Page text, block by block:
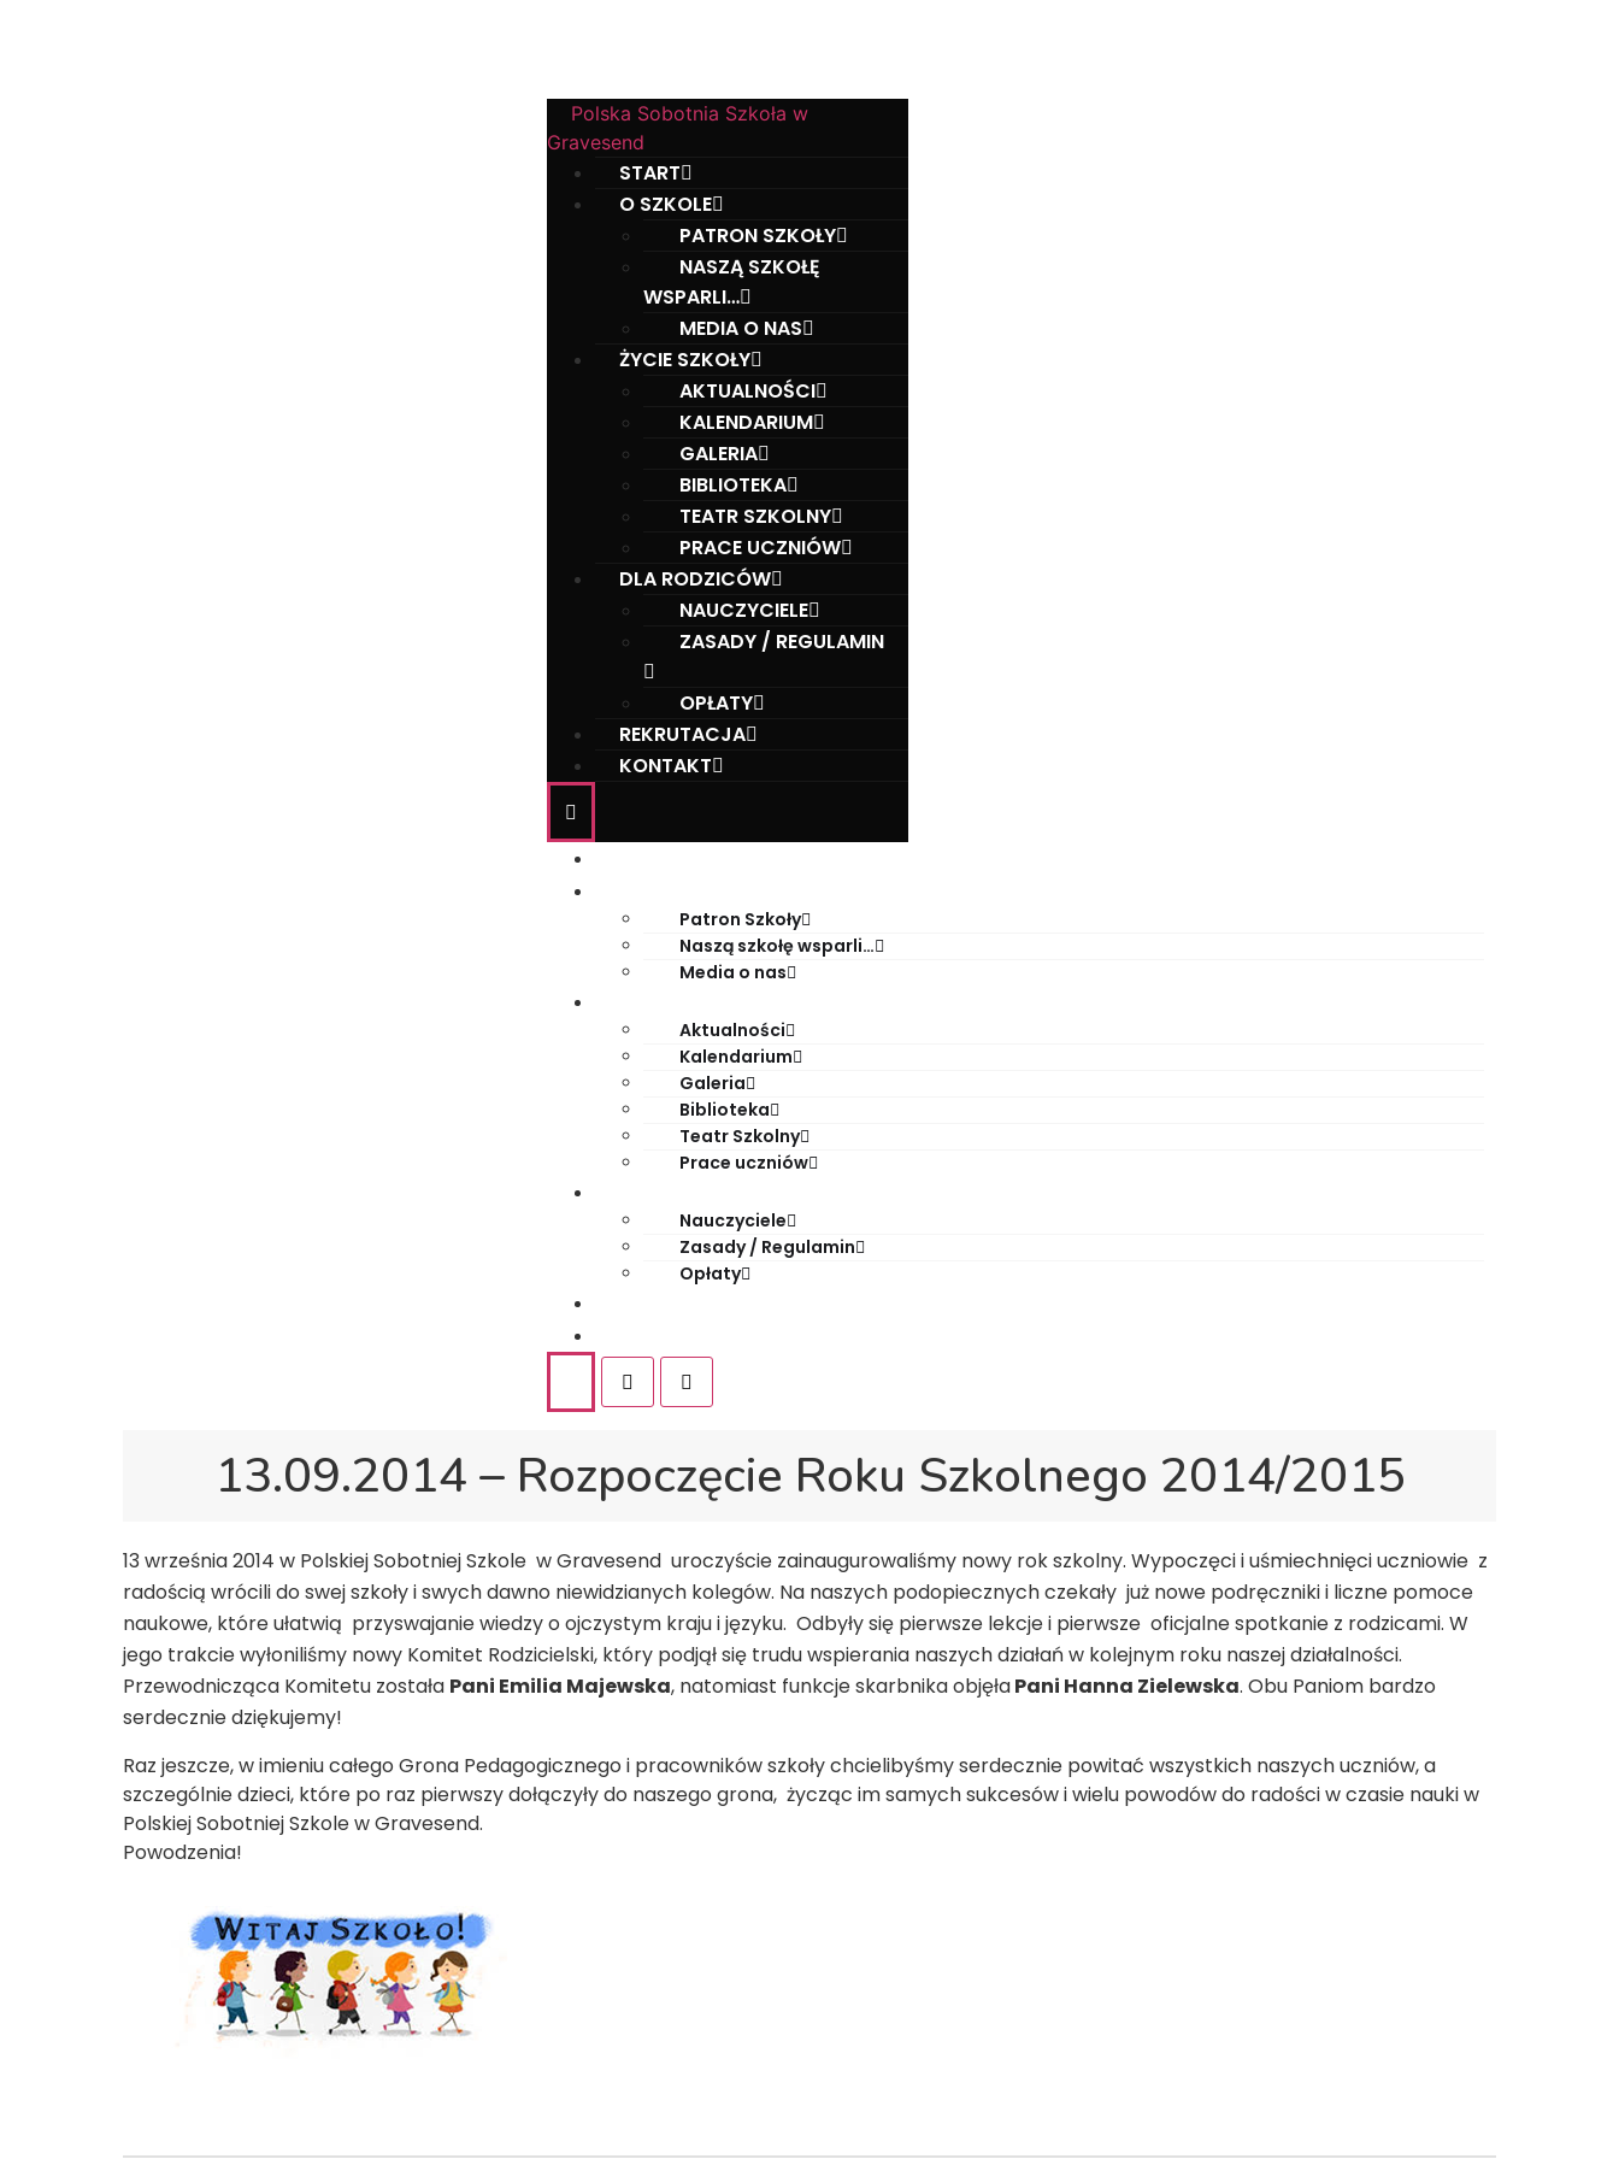
Polska Sobotnia Szkoła w
Gravesend
START
O SZKOLE
PATRON SZKOŁY
NASZĄ SZKOŁĘ
WSPARLI…
MEDIA O NAS
ŻYCIE SZKOŁY
AKTUALNOŚCI
KALENDARIUM
GALERIA
BIBLIOTEKA
TEATR SZKOLNY
PRACE UCZNIÓW
DLA RODZICÓW
NAUCZYCIELE
ZASADY / REGULAMIN
OPŁATY
REKRUTACJA
KONTAKT
Patron Szkoły
Naszą szkołę wsparli…
Media o nas
Aktualności
Kalendarium
Galeria
Biblioteka
Teatr Szkolny
Prace uczniów
Nauczyciele
Zasady / Regulamin
Opłaty
13.09.2014 – Rozpoczęcie Roku Szkolnego 2014/2015
13 września 2014 w Polskiej Sobotniej Szkole w Gravesend uroczyście zainaugurowaliśmy nowy rok szkolny. Wypoczęci i uśmiechnięci uczniowie z
radością wrócili do swej szkoły i swych dawno niewidzianych kolegów. Na naszych podopiecznych czekały już nowe podręczniki i liczne pomoce
naukowe, które ułatwią przyswajanie wiedzy o ojczystym kraju i języku. Odbyły się pierwsze lekcje i pierwsze oficjalne spotkanie z rodzicami. W
jego trakcie wyłoniliśmy nowy Komitet Rodzicielski, który podjął się trudu wspierania naszych działań w kolejnym roku naszej działalności.
Przewodnicząca Komitetu została Pani Emilia Majewska, natomiast funkcje skarbnika objęłaPani Hanna Zielewska. Obu Paniom bardzo
serdecznie dziękujemy!
Raz jeszcze, w imieniu całego Grona Pedagogicznego i pracowników szkoły chcielibyśmy serdecznie powitać wszystkich naszych uczniów, a
szczególnie dzieci, które po raz pierwszy dołączyły do naszego grona, życząc im samych sukcesów i wielu powodów do radości w czasie nauki w
Polskiej Sobotniej Szkole w Gravesend.
Powodzenia!